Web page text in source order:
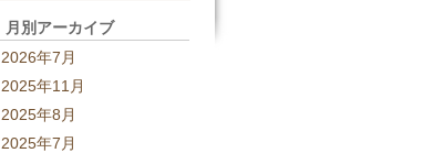
月別アーカイブ
2026年7月
2025年11月
2025年8月
2025年7月